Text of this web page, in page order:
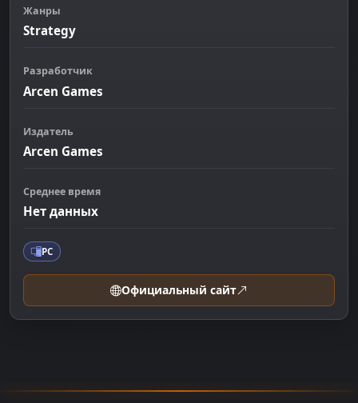
Жанры
Strategy
Разработчик
Arcen Games
Издатель
Arcen Games
Среднее время
Нет данных
PC
Официальный сайт